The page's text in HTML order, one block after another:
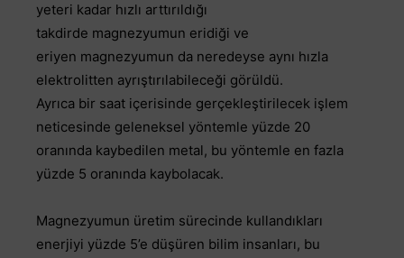
yeteri kadar hızlı arttırıldığı
takdirde magnezyumun eridiği ve
eriyen magnezyumun da neredeyse aynı hızla
elektrolitten ayrıştırılabileceği görüldü.
Ayrıca bir saat içerisinde gerçekleştirilecek işlem
neticesinde geleneksel yöntemle yüzde 20
oranında kaybedilen metal, bu yöntemle en fazla
yüzde 5 oranında kaybolacak.
Magnezyumun üretim sürecinde kullandıkları
enerjiyi yüzde 5’e düşüren bilim insanları, bu